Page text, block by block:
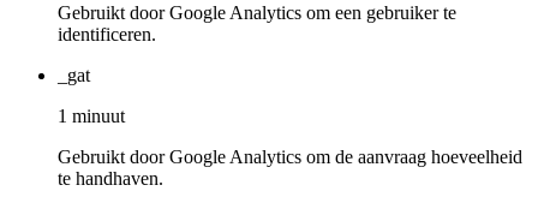
Gebruikt door Google Analytics om een gebruiker te
identificeren.
_gat
1 minuut
Gebruikt door Google Analytics om de aanvraag hoeveelheid
te handhaven.